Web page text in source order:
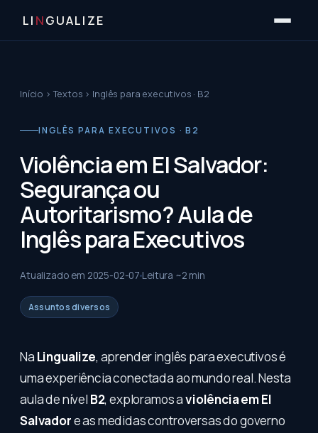
LI NGUALIZE
Início ›Textos › Inglês para executivos · B2
INGLÊS PARA EXECUTIVOS · B2
Violência em El Salvador:
Segurança ou
Autoritarismo? Aula de
Inglês para Executivos
Atualizado em 2025-02-07 Leitura ~2 min
Assuntos diversos
Na Lingualize, aprender inglês para executivos é
uma experiência conectada ao mundo real. Nesta
aula de nível B2, exploramos aviolência em El
Salvadore as medidas controversas do governo